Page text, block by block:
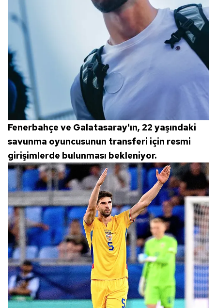
Fenerbahçe ve Galatasaray'ın, 22 yaşındaki
savunma oyuncusunun transferi için resmi
girişimlerde bulunması bekleniyor.